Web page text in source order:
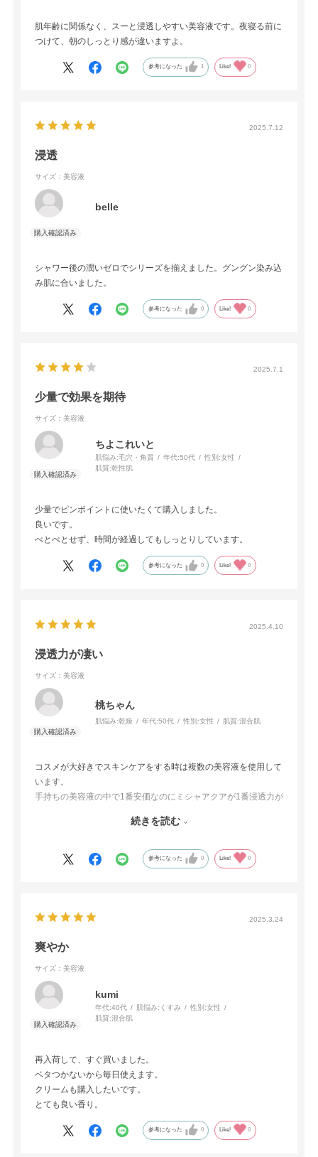
肌年齢に関係なく、スーと浸透しやすい美容液です。夜寝る前に
つけて、朝のしっとり感が違いますよ。
参考になった 1 Like! 0
2025.7.12
浸透
サイズ：美容液
belle
シャワー後の潤いゼロでシリーズを揃えました。グングン染み込
み肌に合いました。
参考になった 0 Like! 0
2025.7.1
少量で効果を期待
サイズ：美容液
ちよこれいと
肌悩み:毛穴・角質 年代:50代 性別:女性
肌質:乾性肌
少量でピンポイントに使いたくて購入しました。
良いです。
べとべとせず、時間が経過してもしっとりしています。
参考になった 0 Like! 0
2025.4.10
浸透力が凄い
サイズ：美容液
桃ちゃん
肌悩み:乾燥 年代:50代 性別:女性 肌質:混合肌
コスメが大好きでスキンケアをする時は複数の美容液を使用して
います。
手持ちの美容液の中で1番安価なのにミシャアクアが1番浸透力が
続し大満足アイテムなので、リピ確定です
続きを読む
参考になった 0 Like! 0
2025.3.24
爽やか
サイズ：美容液
kumi
年代:40代 肌悩み: くすみ 性別:女性
肌質:混合肌
再入荷して、すぐ買いました。
ベタつかないから毎日使えます。
クリームも購入したいです。
とても良い香り。
参考になった 0 Like! 0